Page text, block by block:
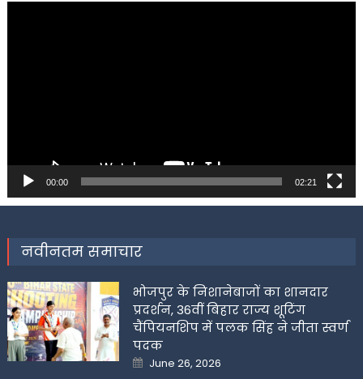
00:00 02:21
नवीनतम समाचार
भोजपुर के निशानेबाजों का शानदार
प्रदर्शन, 36वीं बिहार राज्य शूटिंग
चैंपियनशिप में पलक सिंह ने जीता स्वर्ण
पदक
Posted
on
June 26, 2026